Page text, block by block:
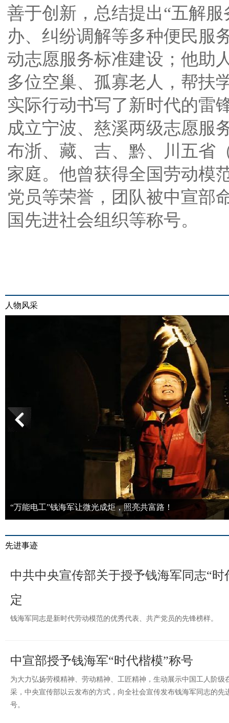
善于创新，总结提出“五解
办、纠纷调解等多种便民服
动志愿服务标准建设；他助
多位空巢、孤寡老人，帮扶
实际行动书写了新时代的雷
成立宁波、慈溪两级志愿服
布浙、藏、吉、黔、川五省
家庭。他曾获得全国劳动模
党员等荣誉，团队被中宣部
国先进社会组织等称号。
人物风采
“万能电工”钱海军让微光成炬，照亮共富路！
先进事迹
中共中央宣传部关于授予钱海军同志“时
定
钱海军同志是新时代劳动模范的优秀代表、共产党员的先锋榜样。
中宣部授予钱海军“时代楷模”称号
为大力弘扬劳模精神、劳动精神、工匠精神，生动展示中国工人阶级
采，中央宣传部以云发布的方式，向全社会宣传发布钱海军同志的先
号。